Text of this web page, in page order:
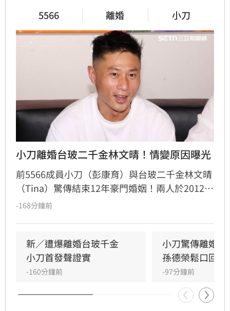
5566 離婚 小刀
小刀離婚台玻二千金林文晴！情變原因曝光
前5566成員小刀（彭康育）與台玻二千金林文晴
（Tina）驚傳結束12年豪門婚姻！兩人於2012年
舉辦耗資逾500萬的世紀婚宴，曾是演藝圈與豪
長年相處失去交集，且小刀長期「無特別作為」
導致感情破裂。小刀昔日以5566成員身分紅遍亞
洲，後轉型幕後經營影視與文創事業，對於婚變
傳聞，雙方至今皆未公開回應與說明，昔日宛如
童
-168分鐘前
新／遭爆離婚台玻千金
小刀首發聲證實
-160分鐘前
小刀驚傳離婚
孫德榮鬆口回應
-97分鐘前